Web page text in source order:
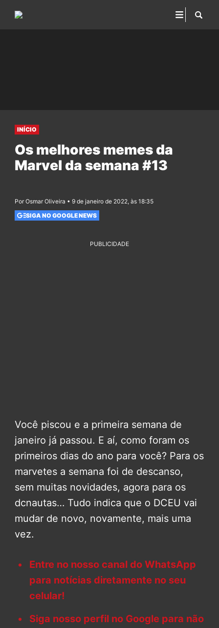
INÍCIO
Os melhores memes da
Marvel da semana #13
Por Osmar Oliveira • 9 de janeiro de 2022, às 18:35
SIGA NO GOOGLE NEWS
PUBLICIDADE
Você piscou e a primeira semana de
janeiro já passou. E aí, como foram os
primeiros dias do ano para você? Para os
marvetes a semana foi de descanso,
sem muitas novidades, agora para os
dcnautas… Tudo indica que o DCEU vai
mudar de novo, novamente, mais uma
vez.
Entre no nosso canal do WhatsApp
para notícias diretamente no seu
celular!
Siga nosso perfil no Google para não